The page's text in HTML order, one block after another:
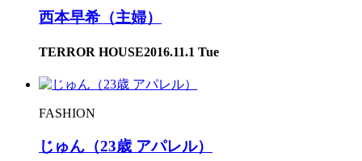
西本早希（主婦）
TERROR HOUSE2016.11.1 Tue
FASHION
じゅん（23歳 アパレル）